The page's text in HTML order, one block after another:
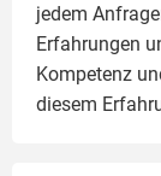
jedem
Erfahrungen
Kompetenz
diesem